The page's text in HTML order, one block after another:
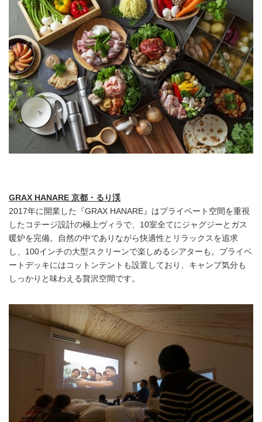
GRAX HANARE 京都・るり渓
2017年に開業した『GRAX HANARE』はプライベート空間を重視
したコテージ設計の極上ヴィラで、10室全てにジャグジーとガス
暖炉を完備。自然の中でありながら快適性とリラックスを追求
し、100インチの大型スクリーンで楽しめるシアターも。プライベ
ートデッキにはコットンテントも設置しており、キャンプ気分も
しっかりと味わえる贅沢空間です。